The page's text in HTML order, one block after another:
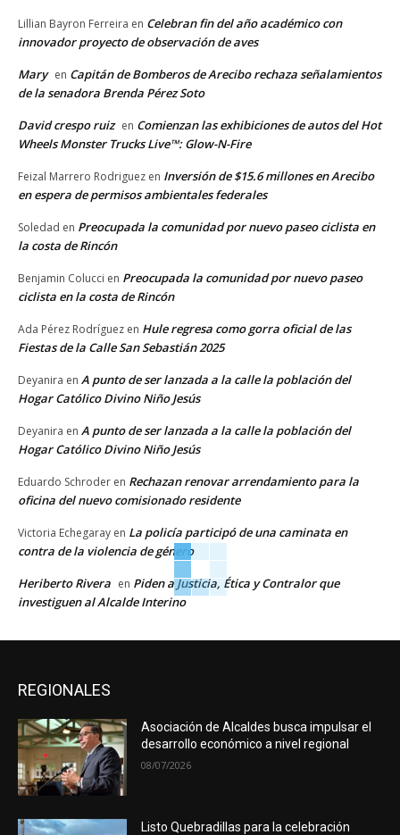
Lillian Bayron Ferreira en Celebran fin del año académico con
innovador proyecto de observación de aves
Mary en Capitán de Bomberos de Arecibo rechaza señalamientos
de la senadora Brenda Pérez Soto
David crespo ruiz en Comienzan las exhibiciones de autos del Hot
Wheels Monster Trucks Live™: Glow-N-Fire
Feizal Marrero Rodriguez en Inversión de $15.6 millones en Arecibo
en espera de permisos ambientales federales
Soledad en Preocupada la comunidad por nuevo paseo ciclista en
la costa de Rincón
Benjamin Colucci en Preocupada la comunidad por nuevo paseo
ciclista en la costa de Rincón
Ada Pérez Rodríguez en Hule regresa como gorra oficial de las
Fiestas de la Calle San Sebastián 2025
Deyanira en A punto de ser lanzada a la calle la población del
Hogar Católico Divino Niño Jesús
Deyanira en A punto de ser lanzada a la calle la población del
Hogar Católico Divino Niño Jesús
Eduardo Schroder en Rechazan renovar arrendamiento para la
oficina del nuevo comisionado residente
Victoria Echegaray en La policía participó de una caminata en
contra de la violencia de género
Heriberto Rivera en Piden a Justicia, Ética y Contralor que
investiguen al Alcalde Interino
REGIONALES
Asociación de Alcaldes busca impulsar el
desarrollo económico a nivel regional
08/07/2026
Listo Quebradillas para la celebración